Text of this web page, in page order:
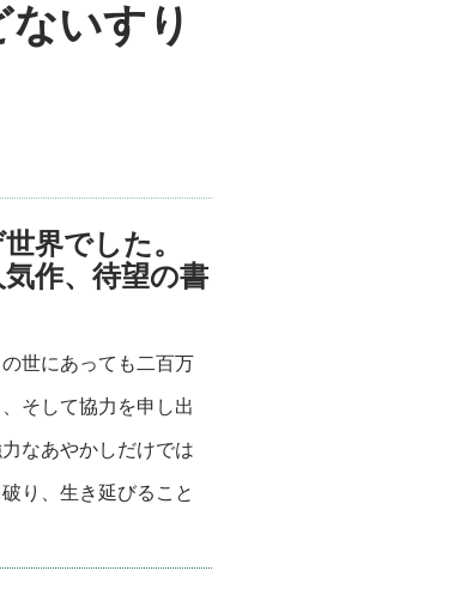
いすり
界でした。
作、待望の書
世にあっても二百万
そして協力を申し出
なあやかしだけでは
り、生き延びること